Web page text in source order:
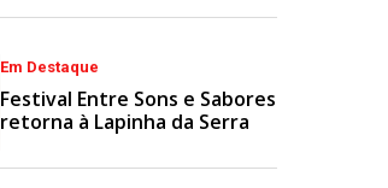
Em Destaque
Festival Entre Sons e Sabores
retorna à Lapinha da Serra